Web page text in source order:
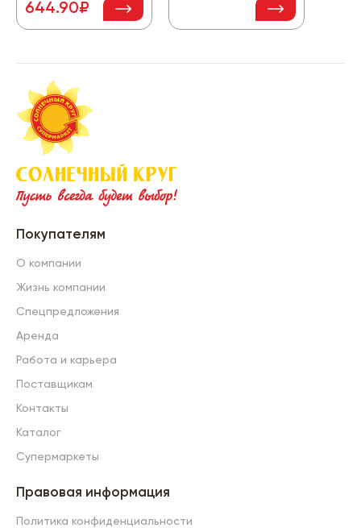
644.90₽
Покупателям
О компании
Жизнь компании
Спецпредложения
Аренда
Работа и карьера
Поставщикам
Контакты
Каталог
Супермаркеты
Правовая информация
Политика конфиденциальности